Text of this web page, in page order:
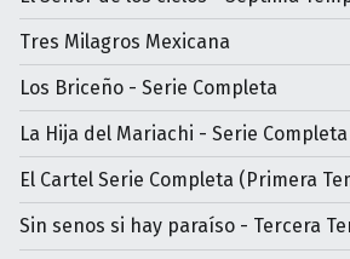
Tres Milagros Mexicana
Los Briceño - Serie Completa
La Hija del Mariachi - Serie Completa
El Cartel Serie Completa (Primera
Sin senos si hay paraíso - Tercera